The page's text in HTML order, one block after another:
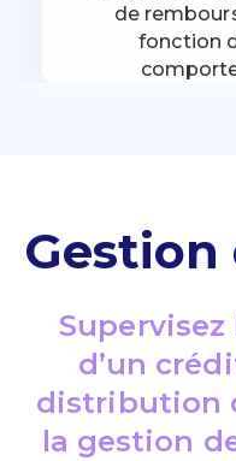
de
fonction
Gestion
d’un
distribution
la gestion